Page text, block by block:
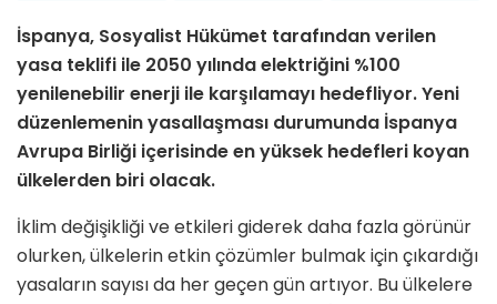
İspanya, Sosyalist Hükümet tarafından verilen
yasa teklifi ile 2050 yılında elektriğini %100
yenilenebilir enerji ile karşılamayı hedefliyor. Yeni
düzenlemenin yasallaşması durumunda İspanya
Avrupa Birliği içerisinde en yüksek hedefleri koyan
ülkelerden biri olacak.
İklim değişikliği ve etkileri giderek daha fazla görünür
olurken, ülkelerin etkin çözümler bulmak için çıkardığı
yasaların sayısı da her geçen gün artıyor. Bu ülkelere